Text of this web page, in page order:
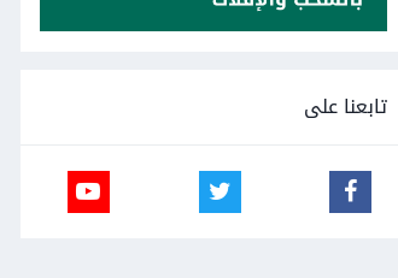
تابعنا على